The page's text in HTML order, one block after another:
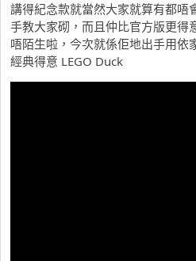
講得紀念款就當然大家就算有都唔
手教大家砌，而且仲比官方版更得
唔陌生啦，今次就係佢地出手用依
經典得意 LEGO Duck